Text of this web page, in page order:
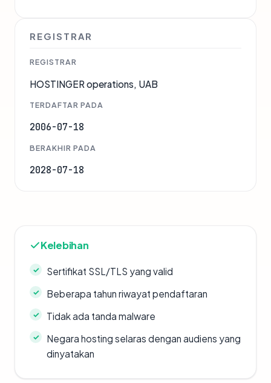
REGISTRAR
REGISTRAR
HOSTINGER operations, UAB
TERDAFTAR PADA
2006-07-18
BERAKHIR PADA
2028-07-18
Kelebihan
Sertifikat SSL/TLS yang valid
Beberapa tahun riwayat pendaftaran
Tidak ada tanda malware
Negara hosting selaras dengan audiens yang
dinyatakan